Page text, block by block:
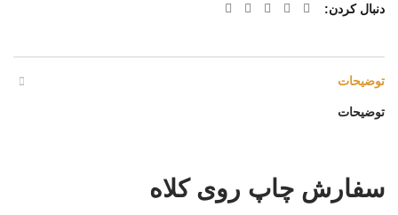
دنبال کردن
توضیحات
توضیحات
سفارش چاپ روی کلاه